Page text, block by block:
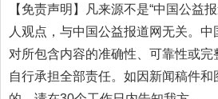
【免责声明】凡来源不是“中国公益
人观点，与中国公益报道网无关。
对所包含内容的准确性、可靠性或
自行承担全部责任。如因新闻稿件